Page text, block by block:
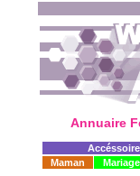
Annuaire
Maman
Mariage